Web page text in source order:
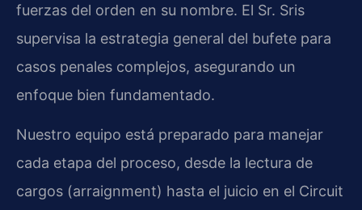
fuerzas del orden en su nombre. El Sr. Sris
supervisa la estrategia general del bufete para
casos penales complejos, asegurando un
enfoque bien fundamentado.
Nuestro equipo está preparado para manejar
cada etapa del proceso, desde la lectura de
cargos (arraignment) hasta el juicio en el Circuit